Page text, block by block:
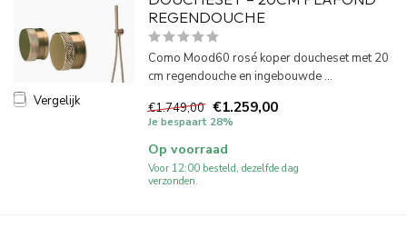
Vergelijk
REGENDOUCHE
Como Mood60 rosé koper doucheset met 20
cm regendouche en ingebouwde ...
€1.749,00 €1.259,00
Je bespaart 28%
Op voorraad
Voor 12:00 besteld, dezelfde dag
verzonden.